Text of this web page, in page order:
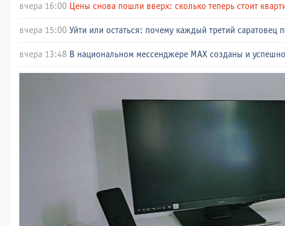
вчера 16:00 Цены снова пошли вверх: сколько теперь стоит
вчера 15:00 Уйти или остаться: почему каждый третий саратовец
вчера 13:48 В национальном мессенджере МАХ созданы и